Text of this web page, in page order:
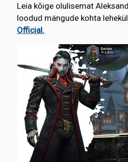
Leia kõige olulisemat
loodud mängude kohta
Official.